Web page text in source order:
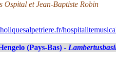
Ospital et Jean-Baptiste Robin
(Pays-Bas) -